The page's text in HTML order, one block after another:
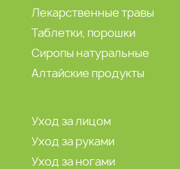
Лекарственные травы
Таблетки, порошки
Сиропы натуральные
Алтайские продукты
Уход за лицом
Уход за руками
Уход за ногами